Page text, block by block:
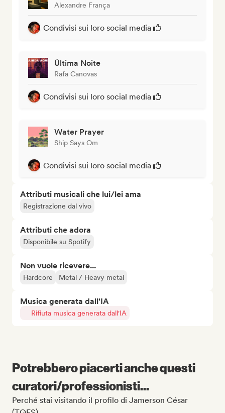
Alexandre França
Condivisi sui loro social media
Última Noite
Rafa Canovas
Condivisi sui loro social media
Water Prayer
Ship Says Om
Condivisi sui loro social media
Attributi musicali che lui/lei ama
Registrazione dal vivo
Attributi che adora
Disponibile su Spotify
Non vuole ricevere...
Hardcore Metal / Heavy metal
Musica generata dall'IA
Rifiuta musica generata dall'IA
Potrebbero piacerti anche questi
curatori/professionisti...
Perché stai visitando il profilo di Jamerson César